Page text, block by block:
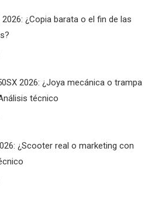
¿Copia barata o el fin de las
2026: ¿Joya mecánica o trampa
técnico
¿Scooter real o marketing con